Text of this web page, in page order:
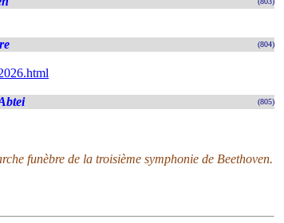
(804)
(805)
funèbre de la troisième symphonie de Beethoven.